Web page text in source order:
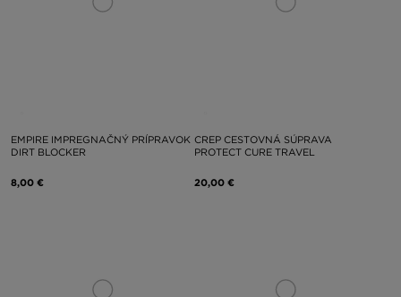
EMPIRE IMPREGNAČNÝ PRÍPRAVOK
DIRT BLOCKER
8,00 €
CREP CESTOVNÁ SÚPRAVA
PROTECT CURE TRAVEL
20,00 €